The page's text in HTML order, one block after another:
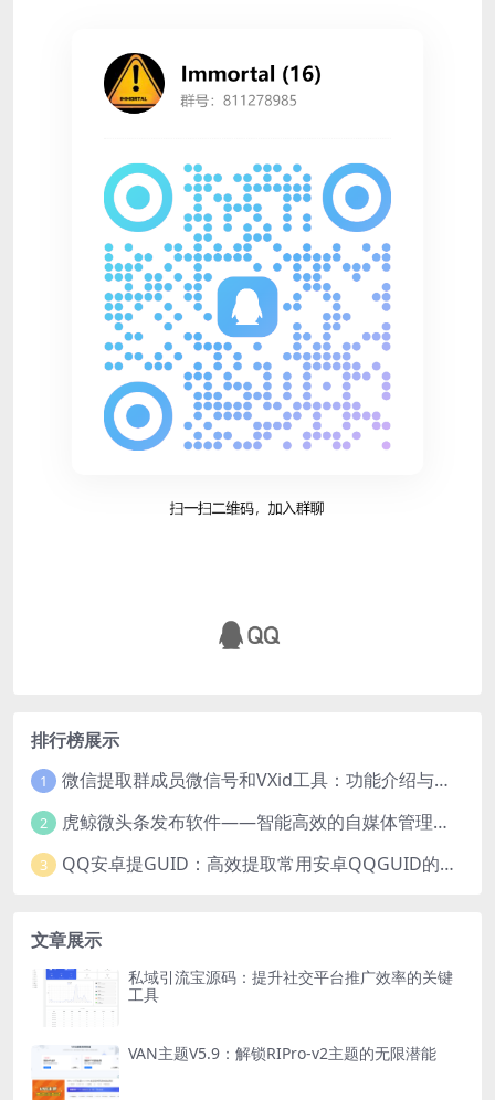
排行榜展示
1 微信提取群成员微信号和VXid工具：功能介绍与使用指南
2 虎鲸微头条发布软件——智能高效的自媒体管理工具
3 QQ安卓提GUID：高效提取常用安卓QQGUID的新工具
文章展示
私域引流宝源码：提升社交平台推广效率的关键
工具
VAN主题V5.9：解锁RIPro-v2主题的无限潜能